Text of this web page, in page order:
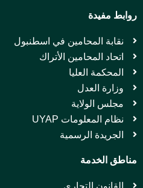
روابط مفيدة
نقابة المحامين في اسطنبول
اتحاد المحامين الأتراك
المحكمة العليا
وزارة العدل
مجلس الولاية
نظام المعلومات UYAP
الجريدة الرسمية
مناطق الخدمة
القانون التجاري